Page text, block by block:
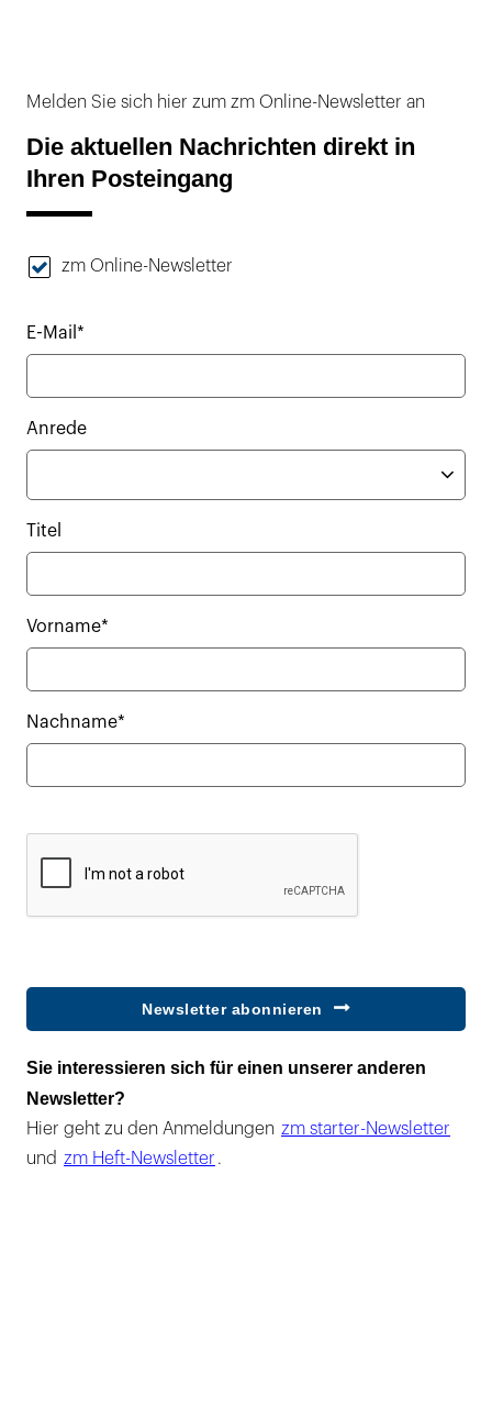
Melden Sie sich hier zum zm Online-Newsletter an
Die aktuellen Nachrichten direkt in
Ihren Posteingang
zm Online-Newsletter
E-Mail*
Anrede
Titel
Vorname*
Nachname*
Newsletter abonnieren
Sie interessieren sich für einen unserer anderen
Newsletter?
Hier geht zu den Anmeldungen zm starter-Newsletter
und zm Heft-Newsletter .